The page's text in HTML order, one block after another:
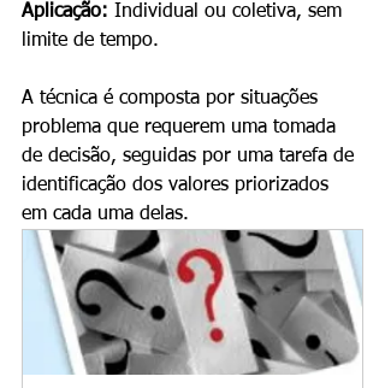
Aplicação: Individual ou coletiva, sem
limite de tempo.
A técnica é composta por situações
problema que requerem uma tomada
de decisão, seguidas por uma tarefa de
identificação dos valores priorizados
em cada uma delas.